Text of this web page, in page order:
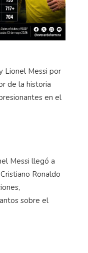
Lionel Messi por
de la historia
en el
Messi llegó a
Ronaldo
sobre el